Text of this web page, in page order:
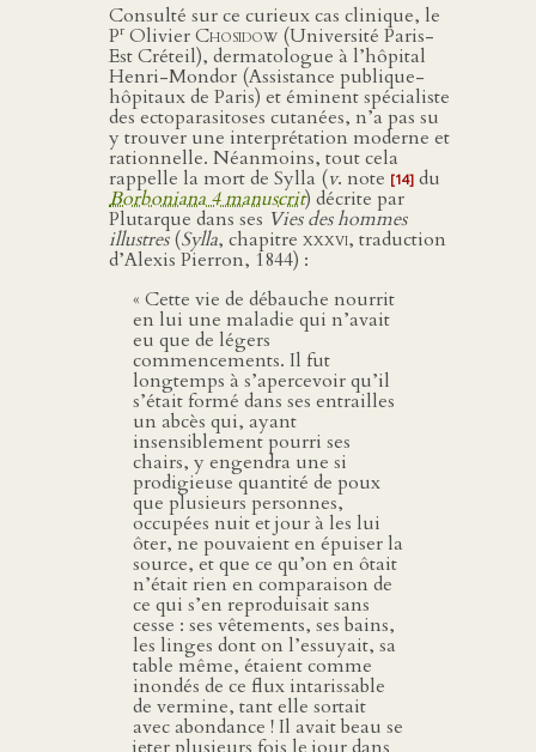
Consulté sur ce curieux cas clinique, le
Pr OlivierChosidow (Université Paris-
Est Créteil), dermatologue à l’hôpital
Henri-Mondor (Assistance publique-
hôpitaux de Paris) et éminent spécialiste
des ectoparasitoses cutanées, n’a pas su
y trouver une interprétation moderne et
rationnelle. Néanmoins, tout cela
rappelle la mort de Sylla (v. note [14] du
Borboniana 4 manuscrit) décrite par
Plutarque dans ses Vies des hommes
illustres(Sylla, chapitre xxxvi, traduction
d’Alexis Pierron, 1844) :
« Cette vie de débauche nourrit
en lui une maladie qui n’avait
eu que de légers
commencements. Il fut
longtemps à s’apercevoir qu’il
s’était formé dans ses entrailles
un abcès qui, ayant
insensiblement pourri ses
chairs, y engendra une si
prodigieuse quantité de poux
que plusieurs personnes,
occupées nuit et jour à les lui
ôter, ne pouvaient en épuiser la
source, et que ce qu’on en ôtait
n’était rien en comparaison de
ce qui s’en reproduisait sans
cesse : ses vêtements, ses bains,
les linges dont on l’essuyait, sa
table même, étaient comme
inondés de ce flux intarissable
de vermine, tant elle sortait
avec abondance ! Il avait beau se